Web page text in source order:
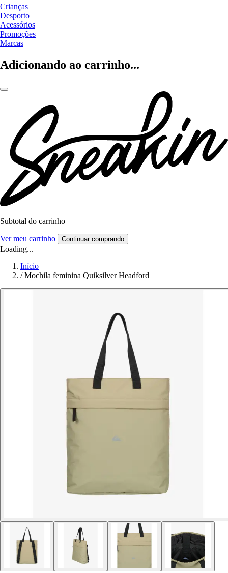
Crianças
Desporto
Acessórios
Promoções
Marcas
Adicionando ao carrinho...
Subtotal do carrinho
Ver meu carrinho Continuar comprando
Loading...
Início
/ Mochila feminina Quiksilver Headford